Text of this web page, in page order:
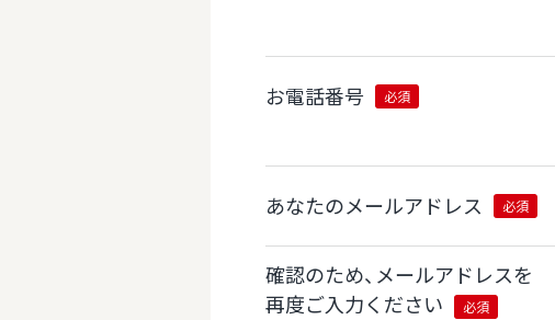
お電話番号 必須
あなたのメールアドレス 必須
確認のため、メールアドレスを
再度ご入力ください
必須